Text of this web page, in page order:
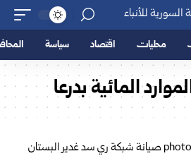
محليات اقتصاد سياسة
المائية بدرعا